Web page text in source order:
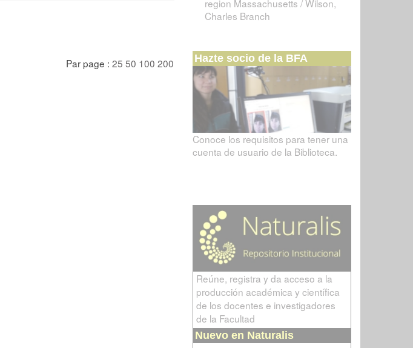
Par page : 25 50 100 200
region Massachusetts / Wilson,
Charles Branch
Hazte socio de la BFA
Conoce los requisitos para tener una
cuenta de usuario de la Biblioteca.
Reúne, registra y da acceso a la
producción académica y científica
de los docentes e investigadores
de la Facultad
Nuevo en Naturalis